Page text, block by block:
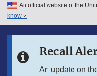
Skip to main content
Skip to in this section menu
An official website of the
know
Recall
An update on